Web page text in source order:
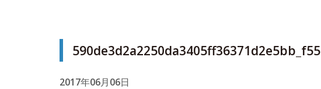
590de3d2a2250da3405ff36371d2e5bb_f55
2017年06月06日